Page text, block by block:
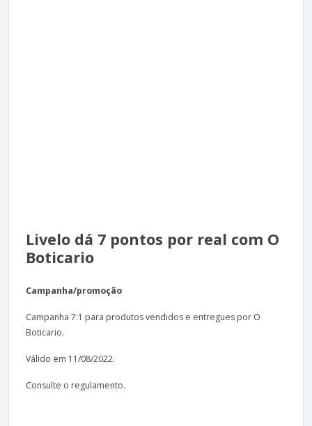
Livelo dá 7 pontos por real com O
Boticario
Campanha/promoção
Campanha 7:1 para produtos vendidos e entregues por O
Boticario.
Válido em 11/08/2022.
Consulte o regulamento.